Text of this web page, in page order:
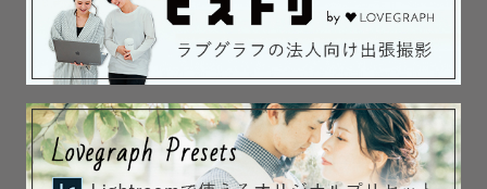
事前に直接顔を見てお話したいという方や、
人見知りのお子さまがいらっしゃる場合など、
LINEのビデオ通話やzoomなどでのお打合せも可能です。
ご不明な点は、小さなことでも何でもご相談ください✨
また、撮りたいイメージやポーズなどの